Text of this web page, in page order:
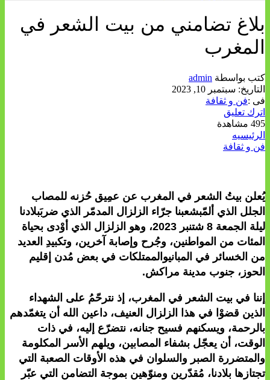
بلاغ تضامني من بيت الشعر في
المغرب
كتب بواسطة admin
التاريخ: سبتمبر 10, 2023
فى :فن و ثقافة
اترك تعليق
495 مشاهدة
الرئيسيه
فن و ثقافة
يُعلن بيتُ الشعر في المغرب عن عمِيق حُزنه للمصاب
الجلل الذي ألمّبشعبنا جرّاء الزلزال المدمّر الذي ضربَبلادنا
ليلة الجمعة 8 شتنبر 2023، وهو الزلزال الذي أوْدى بحياة
المئات من المواطنين، وجُرح وإصابة آخرين، وتكبيدِ العديد
من الخسائر في المبانيوالممتلكات في بعض مُدن إقليم
الحوز، جنوب مدينة مراكش.
إننا في بيت الشعر في المغرب، إذ نترحّمُ على الشهداء
الذين قضوْا في هذا الزلزال العنيف، داعين الله أن يتغمّدهم
بالرحمة، ويسكنهم فسيح جنانه، نتضرّع إليه، في ذات
الوقت، أن يعجّل بشفاء المصابين، ويلهم الأسر المكلومة
والمتضررة الصبر والسلوان في هذه الأوقات الصعبة التي
تجتازها بلادنا، مُقدّرين ومنوّهين بموجة التضامن التي عبّر